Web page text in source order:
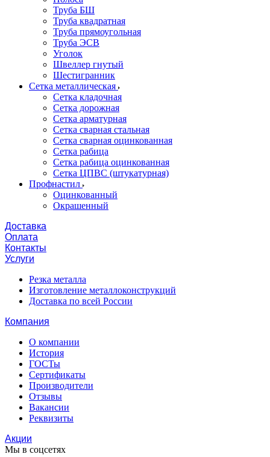
Труба БШ
Труба квадратная
Труба прямоугольная
Труба ЭСВ
Уголок
Швеллер гнутый
Шестигранник
Сетка металлическая
Сетка кладочная
Сетка дорожная
Сетка арматурная
Сетка сварная стальная
Сетка сварная оцинкованная
Сетка рабица
Сетка рабица оцинкованная
Сетка ЦПВС (штукатурная)
Профнастил
Оцинкованный
Окрашенный
Доставка
Оплата
Контакты
Услуги
Резка металла
Изготовление металлоконструкций
Доставка по всей России
Компания
О компании
История
ГОСТы
Сертификаты
Производители
Отзывы
Вакансии
Реквизиты
Акции
Мы в соцсетях